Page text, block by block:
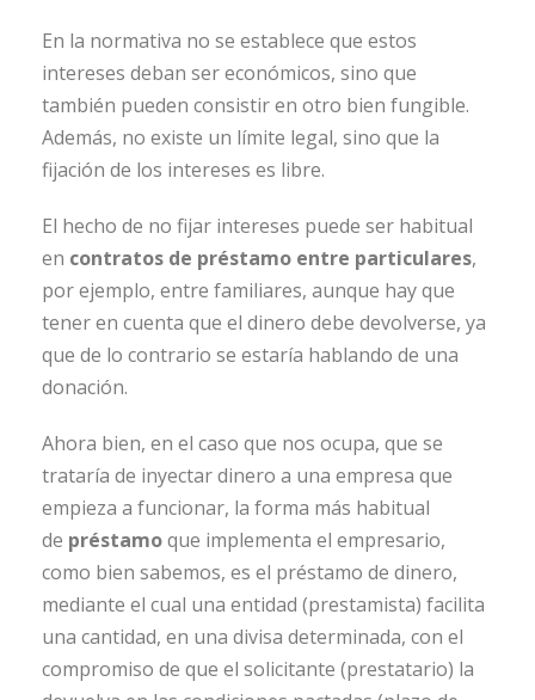
En la normativa no se establece que estos
intereses deban ser económicos, sino que
también pueden consistir en otro bien fungible.
Además, no existe un límite legal, sino que la
fijación de los intereses es libre.
El hecho de no fijar intereses puede ser habitual
en contratos de préstamo entre particulares,
por ejemplo, entre familiares, aunque hay que
tener en cuenta que el dinero debe devolverse, ya
que de lo contrario se estaría hablando de una
donación.
Ahora bien, en el caso que nos ocupa, que se
trataría de inyectar dinero a una empresa que
empieza a funcionar, la forma más habitual
de préstamoque implementa el empresario,
como bien sabemos, es el préstamo de dinero,
mediante el cual una entidad (prestamista) facilita
una cantidad, en una divisa determinada, con el
compromiso de que el solicitante (prestatario) la